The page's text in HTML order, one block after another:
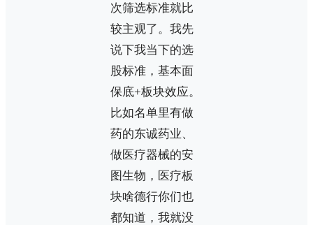
次筛选标准就比
较主观了。我先
说下我当下的选
股标准，基本面
保底+板块效应。
比如名单里有做
药的东诚药业、
做医疗器械的安
图生物，医疗板
块啥德行你们也
都知道，我就没